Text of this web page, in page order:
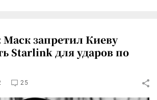
запретил Киеву
Starlink для ударов по
25